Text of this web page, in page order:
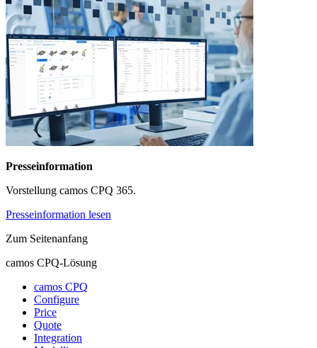
Presseinformation
Vorstellung camos CPQ 365.
Presseinformation lesen
Zum Seitenanfang
camos CPQ-Lösung
camos CPQ
Configure
Price
Quote
Integration